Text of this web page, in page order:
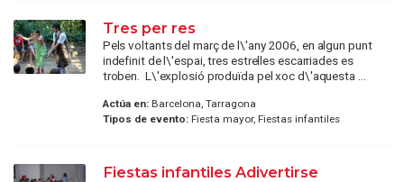
Tres per res
Pels voltants del març de l\'any 2006, en algun punt
indefinit de l\'espai, tres estrelles escarriades es
troben. L\'explosió produïda pel xoc d\'aquesta ...
Actúa en:Barcelona, Tarragona
Tipos de evento:Fiesta mayor, Fiestas infantiles
Fiestas infantiles Adivertirse